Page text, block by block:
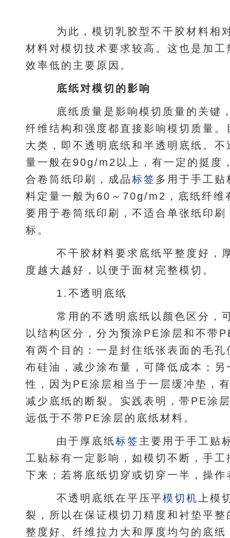
为此，模切乳胶型不干胶材料相
材料对模切技术要求较高。这也是加
效率低的主要原因。
底纸对模切的影响
底纸质量是影响模切质量的关键
纤维结构和强度都直接影响模切质量
大类，即不透明底纸和半透明底纸。
量一般在90g/m2以上，有一定的挺度
合卷筒纸印刷，成品标签 多用于手工
料定量一般为60～70g/m2，底纸纤维
要用于卷筒纸印刷，不适合单张纸印刷
标。
不干胶材料要求底纸平整度好，
度越大越好，以便于面材完整模切。
1.不透明底纸
常用的不透明底纸以颜色区分，
以结构区分，分为预涂PE涂层和不带
有两个目的：一是封住纸张表面的毛
布硅油，减少涂布量，可降低成本；
性，因为PE涂层相当于一层缓冲垫，
减少底纸的断裂。实践表明，带PE涂
远低于不带PE涂层的底纸材料。
由于厚底纸标签 主要用于手工贴
工贴标有一定影响，如模切不断，手
下来；若将底纸切穿或切穿一半，操
不透明底纸在平压平模切机 上模
裂，所以在保证模切刀精度和衬垫平
整度好、纤维拉力大和厚度均匀的底